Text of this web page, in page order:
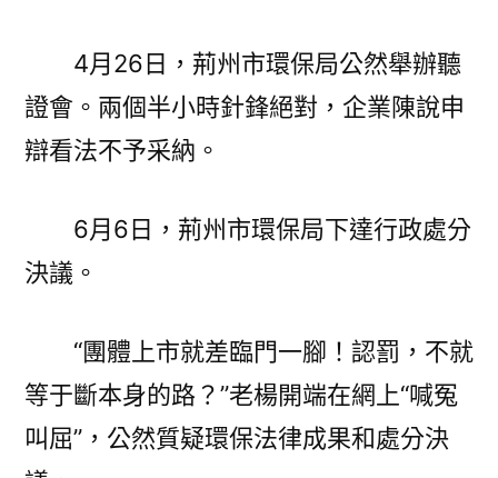
4月26日，荊州市環保局公然舉辦聽
證會。兩個半小時針鋒絕對，企業陳說申
辯看法不予采納。
6月6日，荊州市環保局下達行政處分
決議。
“團體上市就差臨門一腳！認罰，不就
等于斷本身的路？”老楊開端在網上“喊冤
叫屈”，公然質疑環保法律成果和處分決